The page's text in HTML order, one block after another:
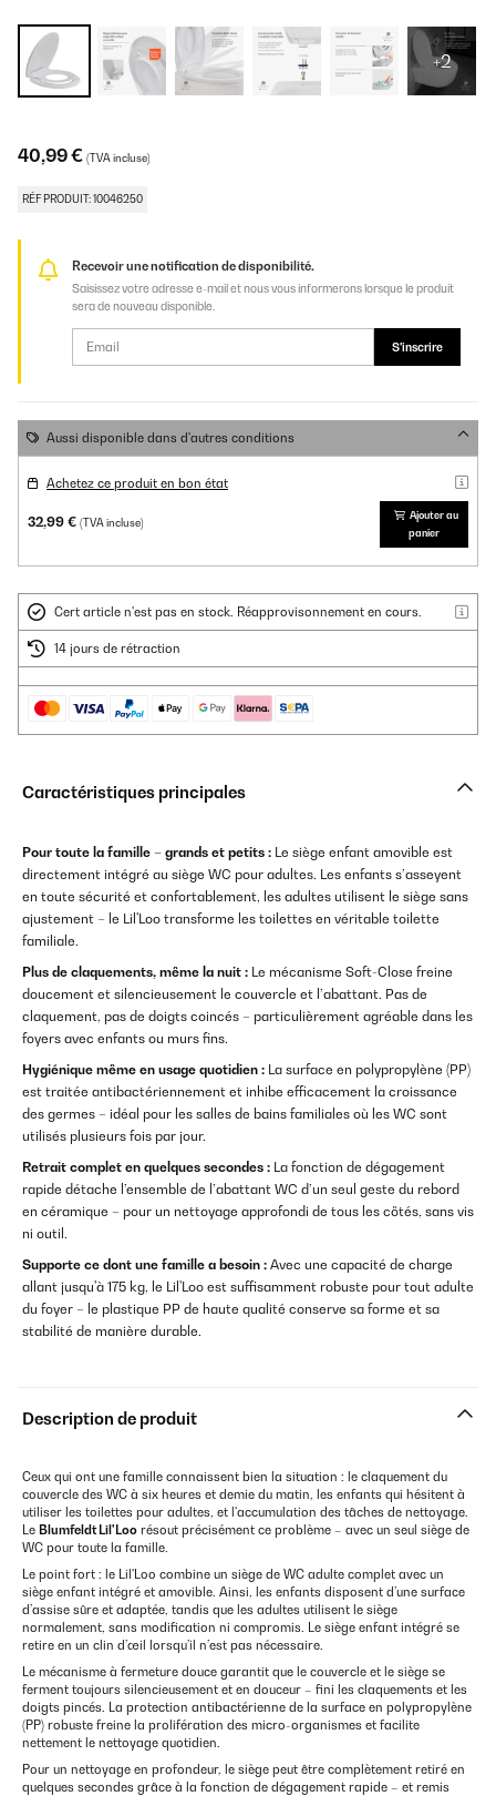
+2
40,99 € (TVA incluse)
RÉF PRODUIT: 10046250
Recevoir une notification de disponibilité.
Saisissez votre adresse e-mail et nous vous informerons lorsque le produit
sera de nouveau disponible.
S'inscrire
Aussi disponible dans d'autres conditions
Achetez ce produit en bon état
32,99 € (TVA incluse)
Ajouter au
panier
Cert article n'est pas en stock. Réapprovisonnement en cours.
14 jours de rétraction
Caractéristiques principales
Pour toute la famille – grands et petits : Le siège enfant amovible est
directement intégré au siège WC pour adultes. Les enfants s’asseyent
en toute sécurité et confortablement, les adultes utilisent le siège sans
ajustement – le Lil'Loo transforme les toilettes en véritable toilette
familiale.
Plus de claquements, même la nuit : Le mécanisme Soft-Close freine
doucement et silencieusement le couvercle et l’abattant. Pas de
claquement, pas de doigts coincés – particulièrement agréable dans les
foyers avec enfants ou murs fins.
Hygiénique même en usage quotidien : La surface en polypropylène (PP)
est traitée antibactériennement et inhibe efficacement la croissance
des germes – idéal pour les salles de bains familiales où les WC sont
utilisés plusieurs fois par jour.
Retrait complet en quelques secondes : La fonction de dégagement
rapide détache l’ensemble de l’abattant WC d’un seul geste du rebord
en céramique – pour un nettoyage approfondi de tous les côtés, sans vis
ni outil.
Supporte ce dont une famille a besoin : Avec une capacité de charge
allant jusqu'à 175 kg, le Lil'Loo est suffisamment robuste pour tout adulte
du foyer – le plastique PP de haute qualité conserve sa forme et sa
stabilité de manière durable.
Description de produit
Ceux qui ont une famille connaissent bien la situation : le claquement du
couvercle des WC à six heures et demie du matin, les enfants qui hésitent à
utiliser les toilettes pour adultes, et l'accumulation des tâches de nettoyage.
Le Blumfeldt Lil'Loo résout précisément ce problème – avec un seul siège de
WC pour toute la famille.
Le point fort : le Lil'Loo combine un siège de WC adulte complet avec un
siège enfant intégré et amovible. Ainsi, les enfants disposent d’une surface
d’assise sûre et adaptée, tandis que les adultes utilisent le siège
normalement, sans modification ni compromis. Le siège enfant intégré se
retire en un clin d’œil lorsqu’il n’est pas nécessaire.
Le mécanisme à fermeture douce garantit que le couvercle et le siège se
ferment toujours silencieusement et en douceur – fini les claquements et les
doigts pincés. La protection antibactérienne de la surface en polypropylène
(PP) robuste freine la prolifération des micro-organismes et facilite
nettement le nettoyage quotidien.
Pour un nettoyage en profondeur, le siège peut être complètement retiré en
quelques secondes grâce à la fonction de dégagement rapide – et remis